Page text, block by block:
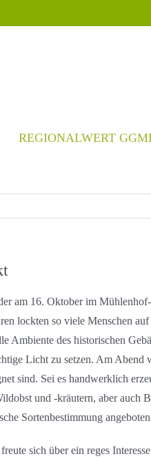
REGIONALWERT
am 16. Oktober im
lockten so viele Menschen
des historischen
Licht zu setzen. Am Abend
sind. Sei es handwerklich
und -kräutern, aber
Sortenbestimmung
sich über ein reges